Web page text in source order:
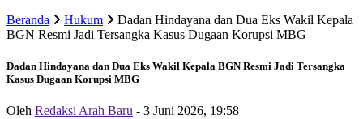
Beranda
Hukum
Dadan Hindayana dan Dua Eks Wakil Kepala
BGN Resmi Jadi Tersangka Kasus Dugaan Korupsi MBG
Dadan Hindayana dan Dua Eks Wakil Kepala BGN Resmi Jadi Tersangka
Kasus Dugaan Korupsi MBG
Oleh Redaksi Arah Baru - 3 Juni 2026, 19:58